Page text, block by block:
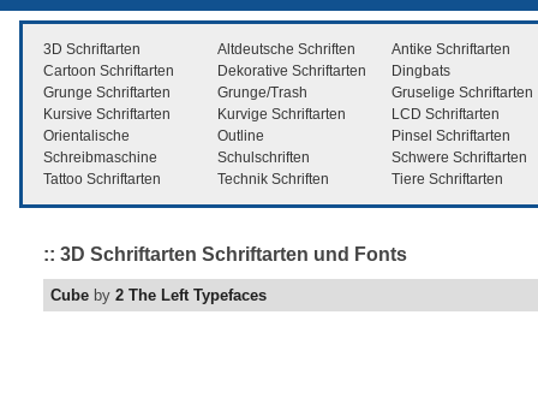
3D Schriftarten Altdeutsche Schriften
Antike Schriftarten
Cartoon Schriftarten
Dekorative Schriftarten
Dingbats
Grunge Schriftarten
Grunge/Trash
Gruselige Schriftarten
Kursive Schriftarten
Kurvige Schriftarten
LCD Schriftarten
Orientalische
Outline
Pinsel Schriftarten
Schreibmaschine
Schulschriften
Schwere Schriftarten
Tattoo Schriftarten
Technik Schriften Tiere Schriftarten
:: 3D Schriftarten Schriftarten und Fonts
Cube by 2 The Left Typefaces